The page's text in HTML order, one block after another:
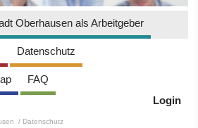
Oberhausen als Arbeitgeber
Datenschutz
FAQ
Login
/ Datenschutz